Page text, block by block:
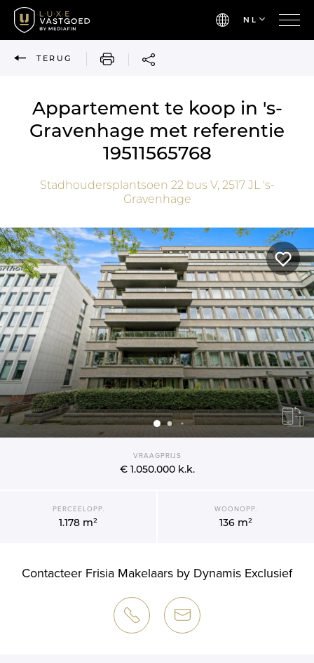
NL
TERUG AFDRUKKEN
Appartement te koop in 's-
Gravenhage met referentie
19511565768
Stadhoudersplantsoen 22 bus V, 2517 JL's-
Gravenhage
VRAAGPRIJS
€ 1.050.000k.k.
PERCEELOPP.
1.178 m²
WOONOPP.
136 m²
Contacteer Frisia Makelaars by Dynamis Exclusief